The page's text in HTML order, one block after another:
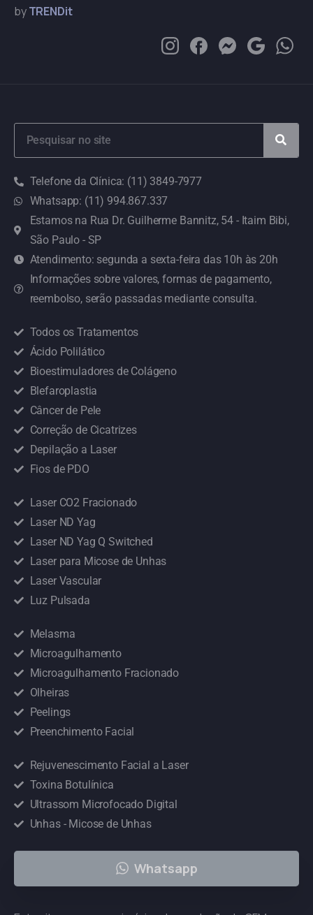
byTRENDit
Telefone da Clínica: (11) 3849-7977
Whatsapp: (11) 994.867.337
Estamos na Rua Dr. Guilherme Bannitz, 54 - Itaim Bibi,
São Paulo - SP
Atendimento: segunda a sexta-feira das 10h às 20h
Informações sobre valores, formas de pagamento,
reembolso, serão passadas mediante consulta.
Todos os Tratamentos
Ácido Polilático
Bioestimuladores de Colágeno
Blefaroplastia
Câncer de Pele
Correção de Cicatrizes
Depilação a Laser
Fios de PDO
Laser CO2 Fracionado
Laser ND Yag
Laser ND Yag Q Switched
Laser para Micose de Unhas
Laser Vascular
Luz Pulsada
Melasma
Microagulhamento
Microagulhamento Fracionado
Olheiras
Peelings
Preenchimento Facial
Rejuvenescimento Facial a Laser
Toxina Botulínica
Ultrassom Microfocado Digital
Unhas - Micose de Unhas
Whatsapp